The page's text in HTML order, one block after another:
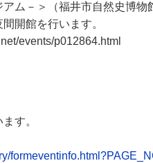
ム－＞（福井市自然史博物
開館を行います。
events/p012864.html
す。